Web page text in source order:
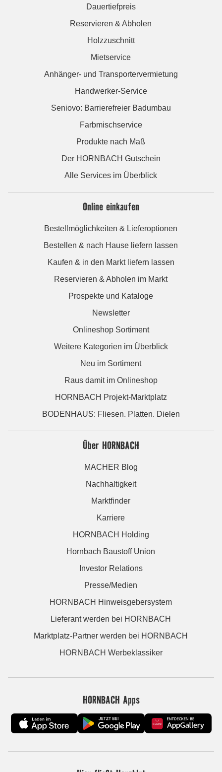
Dauertiefpreis
Reservieren & Abholen
Holzzuschnitt
Mietservice
Anhänger- und Transportervermietung
Handwerker-Service
Seniovo: Barrierefreier Badumbau
Farbmischservice
Produkte nach Maß
Der HORNBACH Gutschein
Alle Services im Überblick
Online einkaufen
Bestellmöglichkeiten & Lieferoptionen
Bestellen & nach Hause liefern lassen
Kaufen & in den Markt liefern lassen
Reservieren & Abholen im Markt
Prospekte und Kataloge
Newsletter
Onlineshop Sortiment
Weitere Kategorien im Überblick
Neu im Sortiment
Raus damit im Onlineshop
HORNBACH Projekt-Marktplatz
BODENHAUS: Fliesen. Platten. Dielen
Über HORNBACH
MACHER Blog
Nachhaltigkeit
Marktfinder
Karriere
HORNBACH Holding
Hornbach Baustoff Union
Investor Relations
Presse/Medien
HORNBACH Hinweisgebersystem
Lieferant werden bei HORNBACH
Marktplatz-Partner werden bei HORNBACH
HORNBACH Werbeklassiker
HORNBACH Apps